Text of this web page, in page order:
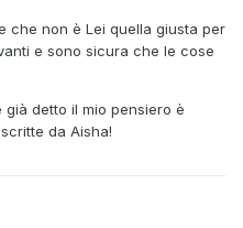
che non è Lei quella giusta per
e sono sicura che le cose
detto il mio pensiero è
da Aisha!